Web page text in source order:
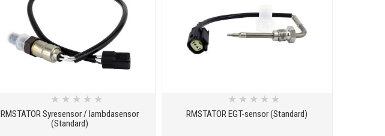
RMSTATOR Syresensor / lambdasensor
(Standard)
★ ★ ★ ★ ★
RMSTATOR EGT-sensor (Standard)
★ ★ ★ ★ ★